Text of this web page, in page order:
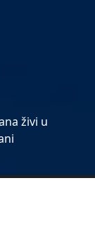
živi u